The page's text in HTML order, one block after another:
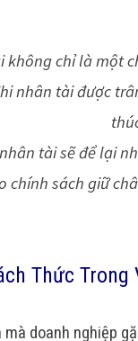
không chỉ là một
nhân tài được
tài sẽ để lại
chính sách giữ
Thức Trong
doanh nghiệp